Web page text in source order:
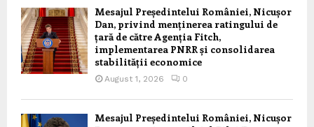
Mesajul Președintelui României, Nicușor
Dan, privind menținerea ratingului de
țară de către Agenția Fitch,
implementarea PNRR și consolidarea
stabilității economice
August 1, 2026 0
Mesajul Președintelui României, Nicușor